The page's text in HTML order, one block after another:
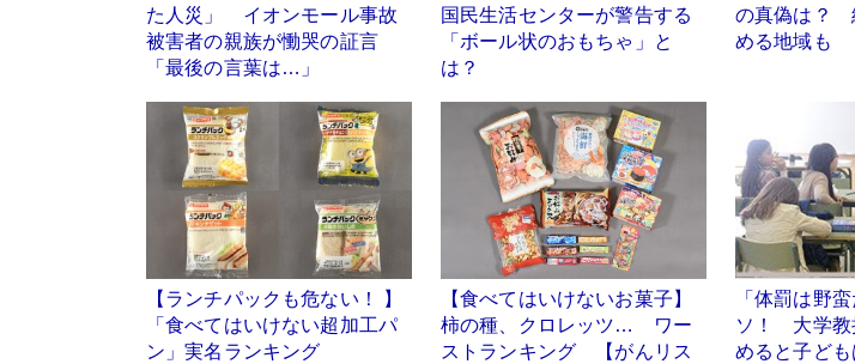
た人災」 イオンモール事故
被害者の親族が慟哭の証言
「最後の言葉は…」
国民生活センターが警告する
「ボール状のおもちゃ」と
は？
の真偽は？
める地域も
【ランチパックも危ない！ 】
「食べてはいけない超加工パ
ン」実名ランキング
【食べてはいけないお菓子】
柿の種、クロレッツ… ワー
ストランキング 【がんリス
「体罰は野
ソ！ 大学教
めると子ども